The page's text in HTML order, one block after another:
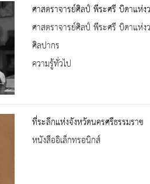
ศาสตราจารย์ศิลป์ พีระศรี บิดาแห่ง
ศาสตราจารย์ศิลป์ พีระศรี บิดาแห่
ศิลปากร
ความรู้ทั่วไป
ที่ระลึกแห่งจังหวัดนครศรีธรรมราช
หนังสืออิเล็กทรอนิกส์